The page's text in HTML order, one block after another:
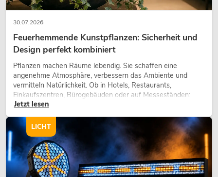
30.07.2026
Feuerhemmende Kunstpflanzen: Sicherheit und
Design perfekt kombiniert
Pflanzen machen Räume lebendig. Sie schaffen eine
angenehme Atmosphäre, verbessern das Ambiente und
vermitteln Natürlichkeit. Ob in Hotels, Restaurants,
Einkaufszentren, Bürogebäuden oder auf Messeständen:
eine hochwertige Begrünung gehört heute längst zum
modernen Raumkonzept.
Jetzt lesen
LICHT